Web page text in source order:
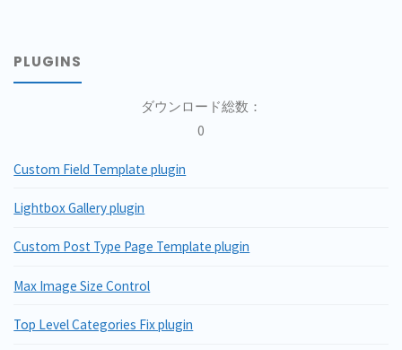
PLUGINS
ダウンロード総数：
0
Custom Field Template plugin
Lightbox Gallery plugin
Custom Post Type Page Template plugin
Max Image Size Control
Top Level Categories Fix plugin